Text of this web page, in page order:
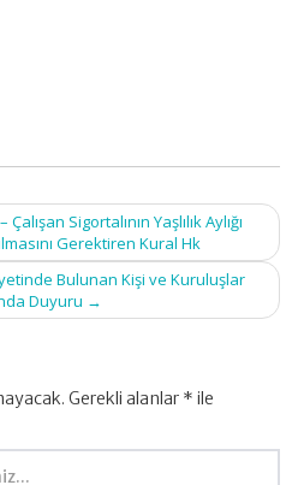
Sigortalının Yaşlılık Aylığı
Gerektiren Kural Hk
Bulunan Kişi ve Kuruluşlar
Duyuru →
Gerekli alanlar * ile